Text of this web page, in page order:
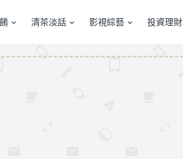
清茶淡話 影視綜藝 投資理財